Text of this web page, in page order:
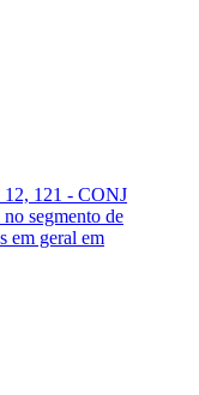
121 - CONJ
segmento de
em geral em